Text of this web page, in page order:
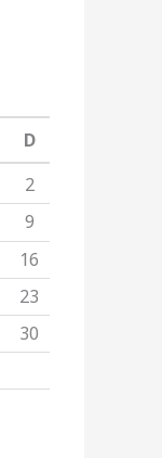
D
2
9
16
23
30